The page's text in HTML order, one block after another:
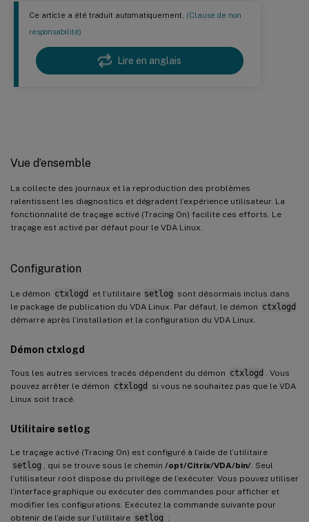
Ce article a été traduit automatiquement. (Clause de non
responsabilité)
Lire en anglais
Vue d’ensemble
La collecte des journaux et la reproduction des problèmes
ralentissent les diagnostics et dégradent l’expérience utilisateur. La
fonctionnalité de traçage activé (Tracing On) facilite ces efforts. Le
traçage est activé par défaut pour le VDA Linux.
Configuration
Le démon ctxlogd et l’utilitaire setlog sont désormais inclus dans
le package de publication du VDA Linux. Par défaut, le démon ctxlogd
démarre après l’installation et la configuration du VDA Linux.
Démon ctxlogd
Tous les autres services tracés dépendent du démon ctxlogd
. Vous
pouvez arrêter le démon ctxlogd
si vous ne souhaitez pas que le VDA
Linux soit tracé.
Utilitaire setlog
Le traçage activé (Tracing On) est configuré à l’aide de l’utilitaire
setlog
, qui se trouve sous le chemin /opt/Citrix/VDA/bin/. Seul
l’utilisateur root dispose du privilège de l’exécuter. Vous pouvez utiliser
l’interface graphique ou exécuter des commandes pour afficher et
modifier les configurations. Exécutez la commande suivante pour
obtenir de l’aide sur l’utilitaire setlog :